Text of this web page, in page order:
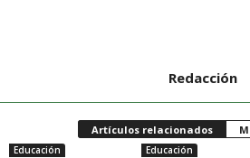
Redacción
Artículos relacionados
Educación Educación